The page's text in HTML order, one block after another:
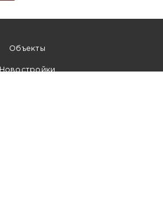
Объекты
Новостройки